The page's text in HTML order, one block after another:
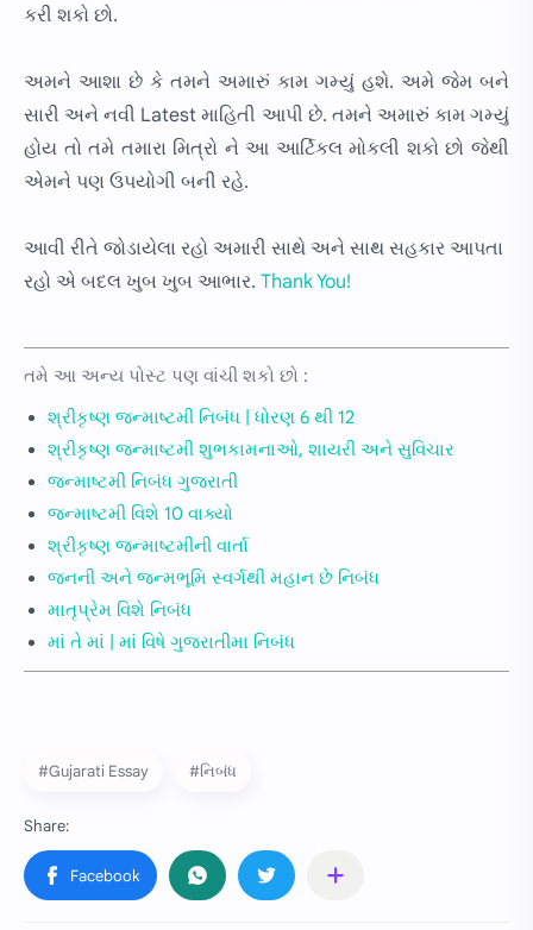
કરી શકો છો.
અમને આશા છે કે તમને અમારું કામ ગમ્યું હશે. અમે જેમ બને
સારી અને નવી Latest માહિતી આપી છે. તમને અમારું કામ ગમ્યું
હોય તો તમે તમારા મિત્રો ને આ આર્ટિકલ મોકલી શકો છો જેથી
એમને પણ ઉપયોગી બની રહે.
આવી રીતે જોડાયેલા રહો અમારી સાથે અને સાથ સહકાર આપતા
રહો એ બદલ ખુબ ખુબ આભાર. Thank You!
તમે આ અન્ય પોસ્ટ પણ વાંચી શકો છો :
શ્રીકૃષ્ણ જન્માષ્ટમી નિબંધ | ધોરણ 6 થી 12
શ્રીકૃષ્ણ જન્માષ્ટમી શુભકામનાઓ, શાયરી અને સુવિચાર
જન્માષ્ટમી નિબંધ ગુજરાતી
જન્માષ્ટમી વિશે 10 વાક્યો
શ્રીકૃષ્ણ જન્માષ્ટમીની વાર્તા
જનની અને જન્મભૂમિ સ્વર્ગથી મહાન છે નિબંધ
માતૃપ્રેમ વિશે નિબંધ
માં તે માં | માં વિષે ગુજરાતીમા નિબંધ
#Gujarati Essay #નિબંધ